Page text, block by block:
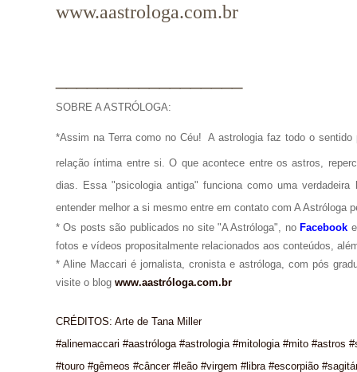
www.aastrologa.com.br
SOBRE A ASTRÓLOGA:
*Assim na Terra como no Céu! A astrologia faz todo o
relação íntima entre si. O que acontece entre os astros,
dias. Essa "psicologia antiga" funciona como uma
entender melhor a si mesmo entre em contato com A Astróloga
* Os posts são publicados no site "A Astróloga", no Facebook
fotos e vídeos propositalmente relacionados aos conteúdos,
* Aline Maccari é jornalista, cronista e astróloga, com pós
visite o blog www.aastróloga.com.br
CRÉDITOS: Arte de Tana Miller
#alinemaccari #aastróloga #astrologia #mitologia #mito #astros
#touro #gêmeos #câncer #leão #virgem #libra #escorpião